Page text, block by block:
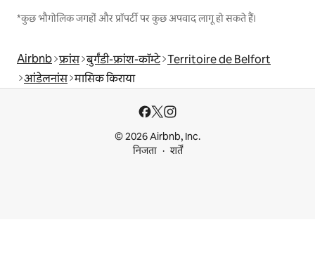
*कुछ भौगोलिक जगहों और प्रॉपर्टी पर कुछ अपवाद लागू हो सकते हैं।
Airbnb फ्रांस बुर्गंडी-फ्रांश-कॉम्टे Territoire de Belfort
आंडेलनांस मासिक किराया
© 2026 Airbnb, Inc.
निजता
शर्तें